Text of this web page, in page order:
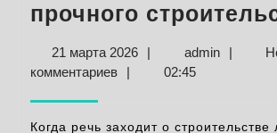
прочного
21 марта 202621
марта
| adminadmin
|
комментариев
| 02:45
Когда речь заходит о строительстве